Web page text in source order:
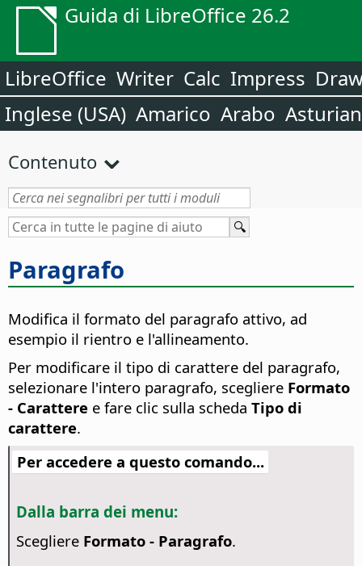
Guida di LibreOffice 26.2
LibreOffice Writer Calc Impress
Inglese (USA) Amarico Arabo
Contenuto
Paragrafo
Modifica il formato del paragrafo attivo, ad
esempio il rientro e l'allineamento.
Per modificare il tipo di carattere del paragrafo,
selezionare l'intero paragrafo, scegliere Formato
- Carattere e fare clic sulla scheda Tipo di
carattere.
Per accedere a questo comando...
Dalla barra dei menu:
Scegliere Formato - Paragrafo.